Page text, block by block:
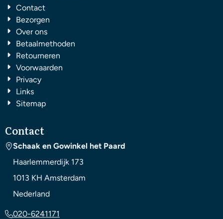
Contact
Bezorgen
Over ons
Betaalmethoden
Retourneren
Voorwaarden
Privacy
Links
Sitemap
Contact
Schaak en Gowinkel het Paard
Haarlemmerdijk 173
1013 KH Amsterdam
Nederland
020-6241171